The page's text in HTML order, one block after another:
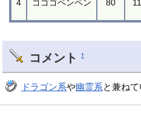
4 ゴゴゴペンペン 80
コメント †
ドラゴン系や幽霊系と兼ねて